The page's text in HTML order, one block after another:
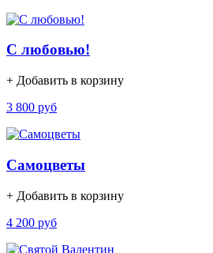
С любовью!
+ Добавить в корзину
3 800 руб
Самоцветы
+ Добавить в корзину
4 200 руб